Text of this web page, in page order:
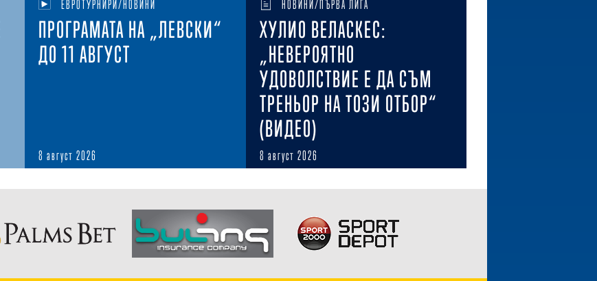
ЕВРОТУРНИРИ/НОВИНИ
ПРОГРАМАТА НА „ЛЕВСКИ“
ДО 11 АВГУСТ
8 август 2026
НОВИНИ/ПЪРВА ЛИГА
ХУЛИО ВЕЛАСКЕС:
„НЕВЕРОЯТНО
УДОВОЛСТВИЕ Е ДА СЪМ
ТРЕНЬОР НА ТОЗИ ОТБОР“
(ВИДЕО)
8 август 2026